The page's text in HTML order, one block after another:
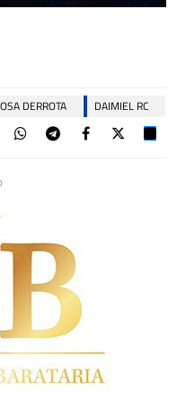
DERROTA DAIMIEL RC